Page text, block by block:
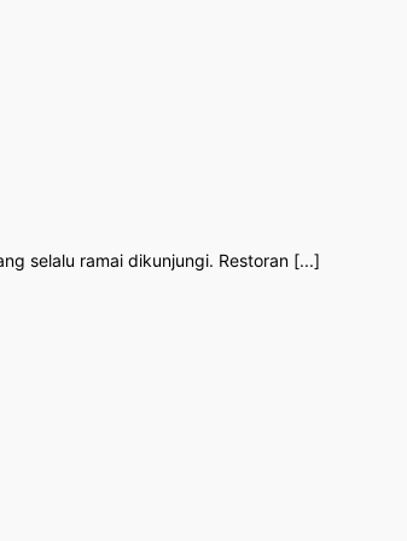
selalu ramai dikunjungi. Restoran [...]